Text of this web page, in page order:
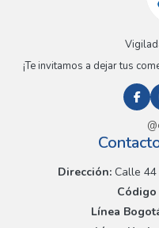
¡Te invitamos a dejar tus
Dirección:Calle 44
Línea